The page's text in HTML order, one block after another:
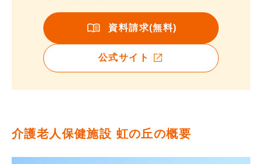
資料請求(無料)
公式サイト
介護老人保健施設 虹の丘の概要